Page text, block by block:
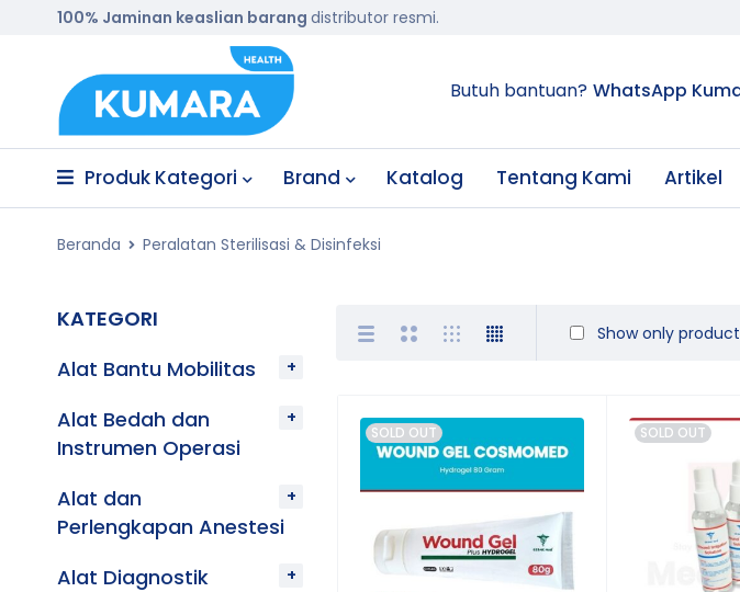
100% Jaminan keaslian barang distributor resmi.
Butuh bantuan? WhatsApp
Produk Kategori Brand Katalog Tentang Kami Artikel
Beranda Peralatan Sterilisasi & Disinfeksi
KATEGORI
Alat Bantu Mobilitas
Alat Bedah dan
Instrumen Operasi
Alat dan
Perlengkapan Anestesi
Alat Diagnostik
Show only
SOLD OUT SOLD OUT